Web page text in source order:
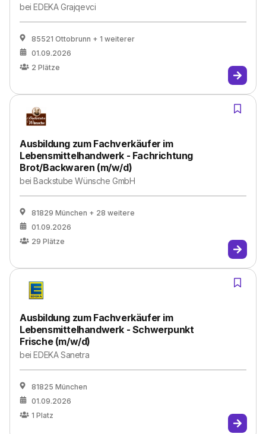
beiEDEKA Grajqevci
85521 Ottobrunn + 1 weiterer
01.09.2026
2 Plätze
Ausbildung zum Fachverkäufer im
Lebensmittelhandwerk - Fachrichtung
Brot/Backwaren (m/w/d)
beiBackstube Wünsche GmbH
81829 München + 28 weitere
01.09.2026
29 Plätze
Ausbildung zum Fachverkäufer im
Lebensmittelhandwerk - Schwerpunkt
Frische (m/w/d)
beiEDEKA Sanetra
81825 München
01.09.2026
1 Platz